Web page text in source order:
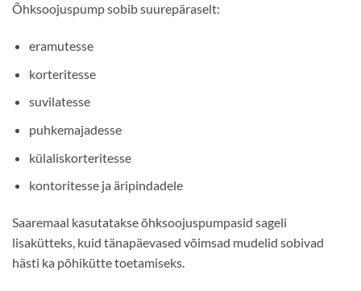
Õhksoojuspump sobib suurepäraselt:
eramutesse
korteritesse
suvilatesse
puhkemajadesse
külaliskorteritesse
kontoritesse ja äripindadele
Saaremaal kasutatakse õhksoojuspumpasid sageli
lisakütteks, kuid tänapäevased võimsad mudelid sobivad
hästi ka põhikütte toetamiseks.